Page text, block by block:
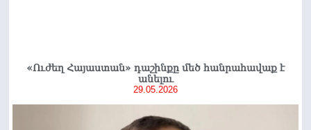
«Ուժեղ Հայաստան» դաշինքը մեծ հանրահավաք է
անելու
29.05.2026